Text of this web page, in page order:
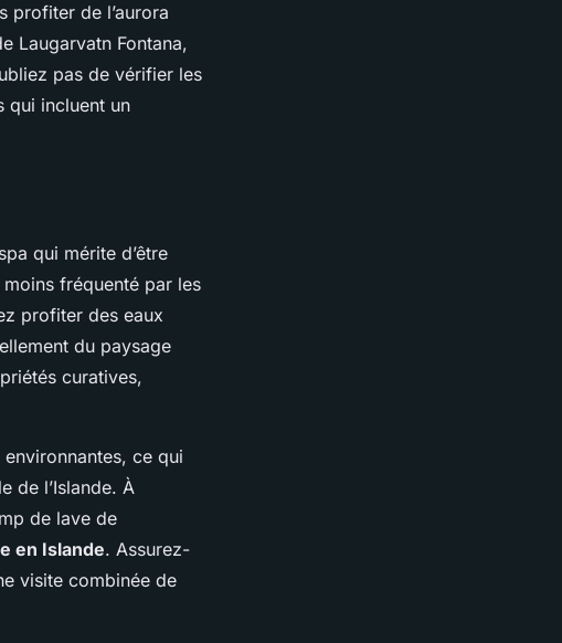
profiter de l’aurora
Laugarvatn Fontana,
pas de vérifier les
qui incluent un
qui mérite d’être
fréquenté par les
profiter des eaux
du paysage
curatives,
ce qui
de l’Islande. À
de lave de
en Islande. Assurez-
visite combinée de